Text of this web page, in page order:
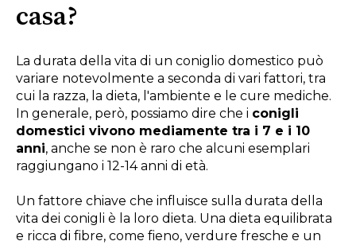
casa?
La durata della vita di un coniglio domestico può
variare notevolmente a seconda di vari fattori, tra
cui la razza, la dieta, l'ambiente e le cure mediche.
In generale, però, possiamo dire che i conigli
domestici vivono mediamente tra i 7 e i 10
anni, anche se non è raro che alcuni esemplari
raggiungano i 12-14 anni di età.
Un fattore chiave che influisce sulla durata della
vita dei conigli è la loro dieta. Una dieta equilibrata
e ricca di fibre, come fieno, verdure fresche e un